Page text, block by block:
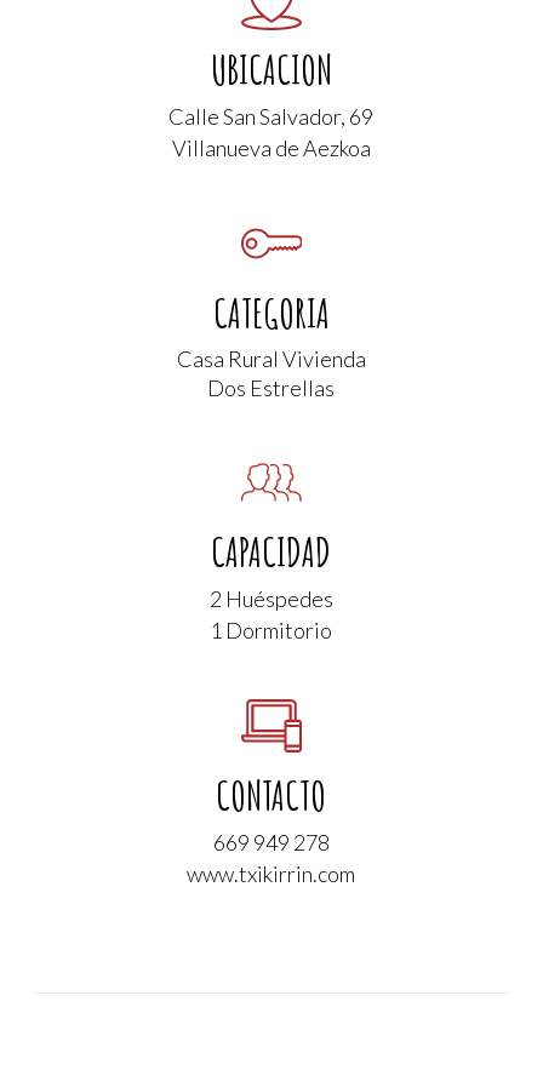
UBICACION
Calle San Salvador, 69
Villanueva de Aezkoa
CATEGORIA
Casa Rural Vivienda
Dos Estrellas
CAPACIDAD
2 Huéspedes
1 Dormitorio
CONTACTO
669 949 278
www.txikirrin.com